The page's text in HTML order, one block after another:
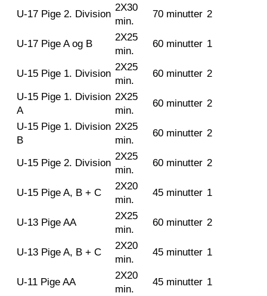
U-17 Pige 2. Division
2X30
min.
70 minutter 2
U-17 Pige A og B
2X25
min.
60 minutter 1
U-15 Pige 1. Division
2X25
min.
60 minutter 2
U-15 Pige 1. Division
A
2X25
min.
60 minutter 2
U-15 Pige 1. Division
B
2X25
min.
60 minutter 2
U-15 Pige 2. Division
2X25
min.
60 minutter 2
U-15 Pige A, B + C
2X20
min.
45 minutter 1
U-13 Pige AA
2X25
min.
60 minutter 2
U-13 Pige A, B + C
2X20
min.
45 minutter 1
U-11 Pige AA
2X20
min.
45 minutter 1